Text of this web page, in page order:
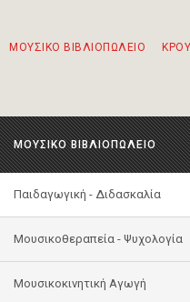
ΜΟΥΣΙΚΟ ΒΙΒΛΙΟΠΩΛΕΙΟ
ΜΟΥΣΙΚΟ ΒΙΒΛΙΟΠΩΛΕΙΟ
Παιδαγωγική - Διδασκαλία
Μουσικοθεραπεία - Ψυχολογία
Μουσικοκινητική Αγωγή